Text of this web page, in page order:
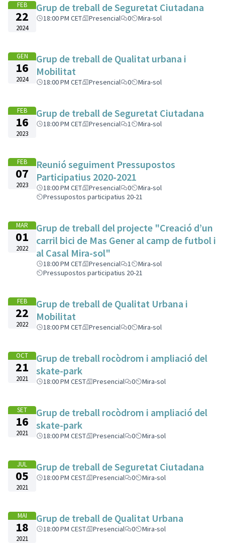
FEB
22
2024
Grup de treball de Seguretat Ciutadana
18:00 PM CET Presencial 0 Mira-sol
GEN
16
2024
Grup de treball de Qualitat urbana i
Mobilitat
18:00 PM CET Presencial 0 Mira-sol
FEB
16
2023
Grup de treball de Seguretat Ciutadana
18:00 PM CET Presencial 1 Mira-sol
FEB
07
2023
Reunió seguiment Pressupostos
Participatius 2020-2021
18:00 PM CET Presencial 0
Mira-sol
Pressupostos participatius 20-21
MAR
01
2022
Grup de treball del projecte "Creació d’un
carril bici de Mas Gener al camp de futbol i
al Casal Mira-sol"
18:00 PM CET Presencial 1
Mira-sol
Pressupostos participatius 20-21
FEB
22
2022
Grup de treball de Qualitat Urbana i
Mobilitat
18:00 PM CET Presencial 0 Mira-sol
OCT
21
2021
Grup de treball rocòdrom i ampliació del
skate-park
18:00 PM CEST Presencial 0 Mira-sol
SET
16
2021
Grup de treball rocòdrom i ampliació del
skate-park
18:00 PM CEST Presencial 0 Mira-sol
JUL
05
2021
Grup de treball de Seguretat Ciutadana
18:00 PM CEST Presencial 0 Mira-sol
MAI
18
2021
Grup de treball de Qualitat Urbana
18:00 PM CEST Presencial 0 Mira-sol